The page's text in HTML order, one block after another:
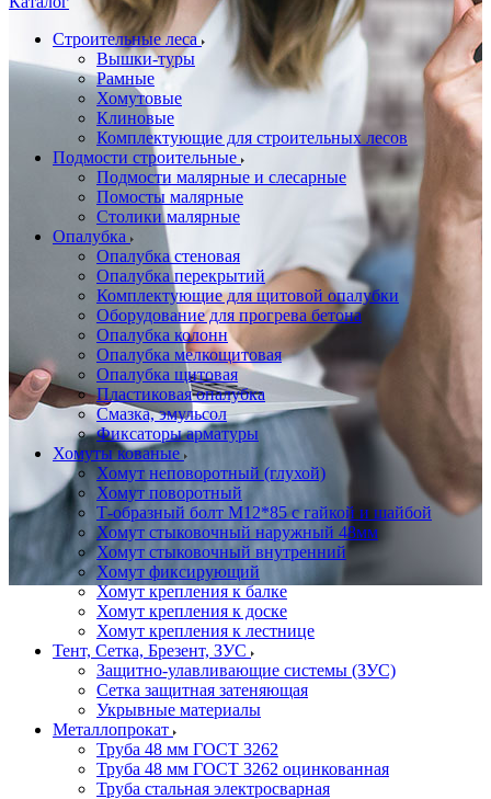
Строительные леса
Вышки-туры
Рамные
Хомутовые
Клиновые
Комплектующие для строительных лесов
Подмости строительные
Подмости малярные и слесарные
Помосты малярные
Столики малярные
Опалубка
Опалубка стеновая
Опалубка перекрытий
Комплектующие для щитовой опалубки
Оборудование для прогрева бетона
Опалубка колонн
Опалубка мелкощитовая
Опалубка щитовая
Пластиковая опалубка
Смазка, эмульсол
Фиксаторы арматуры
Хомуты кованые
Хомут неповоротный (глухой)
Хомут поворотный
Т-образный болт М12*85 с гайкой и шайбой
Хомут стыковочный наружный 48мм
Хомут стыковочный внутренний
Хомут фиксирующий
Хомут крепления к балке
Хомут крепления к доске
Хомут крепления к лестнице
Тент, Сетка, Брезент, ЗУС
Защитно-улавливающие системы (ЗУС)
Сетка защитная затеняющая
Укрывные материалы
Металлопрокат
Труба 48 мм ГОСТ 3262
Труба 48 мм ГОСТ 3262 оцинкованная
Труба стальная электросварная